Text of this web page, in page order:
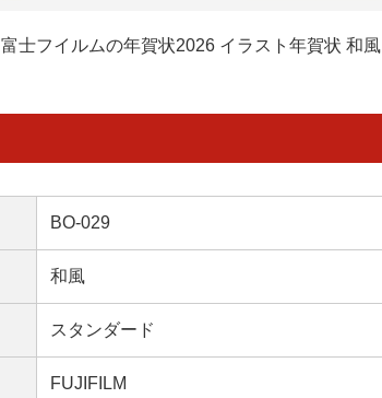
富士フイルムの年賀状2026 イラスト年賀状 和風
BO-029
和風
スタンダード
FUJIFILM